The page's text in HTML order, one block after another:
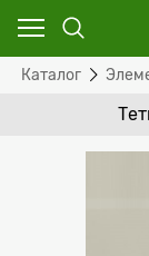
Каталог